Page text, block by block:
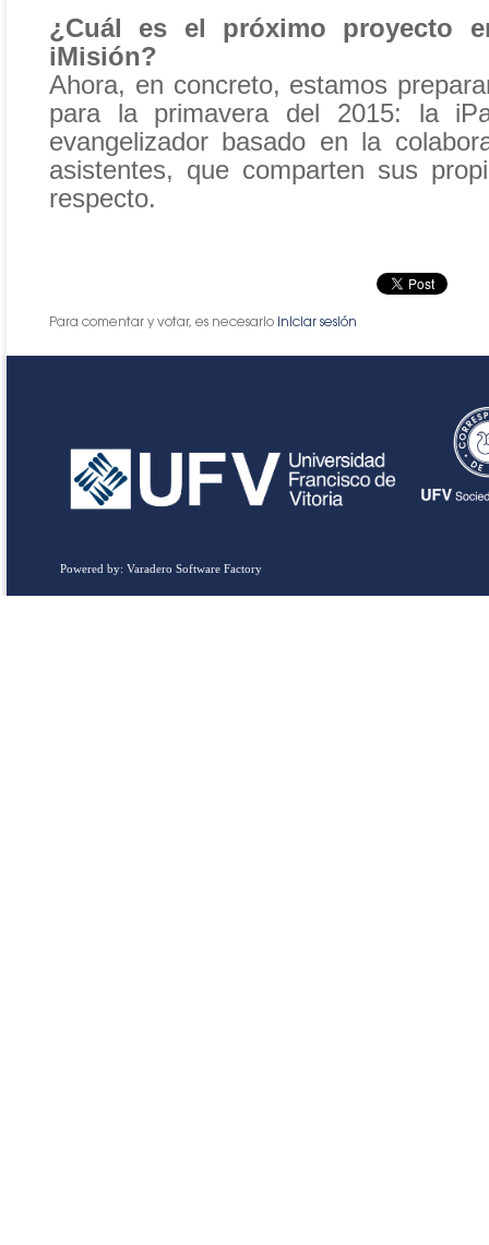
¿Cuál es el próximo proyecto
iMisión?
Ahora, en concreto, estamos
para la primavera del 2015: la
evangelizador basado en la
asistentes, que comparten sus
respecto.
Para comentar y votar, es necesario iniciar sesión
Powered by: Varadero Software Factory